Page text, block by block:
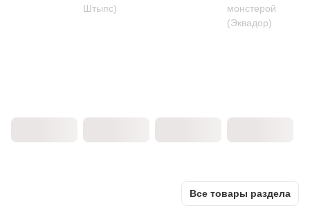
Штыпс)
монстерой
(Эквадор)
Все товары раздела